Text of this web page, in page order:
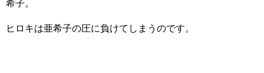
希子。
ヒロキは亜希子の圧に負けてしまうのです。